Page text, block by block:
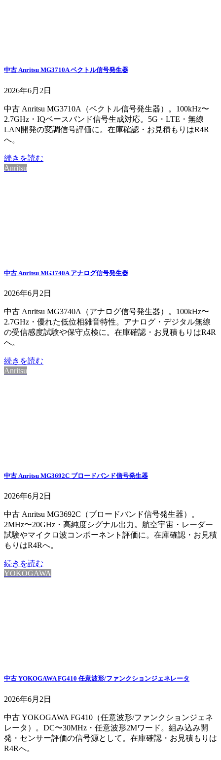
中古 Anritsu MG3710A ベクトル信号発生器
2026年6月2日
中古 Anritsu MG3710A（ベクトル信号発生器）。100kHz〜
2.7GHz・IQベースバンド信号生成対応。5G・LTE・無線
LAN開発の変調信号評価に。在庫確認・お見積もりはR4R
へ。
続きを読む
Anritsu
中古 Anritsu MG3740A アナログ信号発生器
2026年6月2日
中古 Anritsu MG3740A（アナログ信号発生器）。100kHz〜
2.7GHz・優れた低位相雑音特性。アナログ・デジタル無線
の受信感度試験や保守点検に。在庫確認・お見積もりはR4R
へ。
続きを読む
Anritsu
中古 Anritsu MG3692C ブロードバンド信号発生器
2026年6月2日
中古 Anritsu MG3692C（ブロードバンド信号発生器）。
2MHz〜20GHz・高純度シグナル出力。航空宇宙・レーダー
試験やマイクロ波コンポーネント評価に。在庫確認・お見積
もりはR4Rへ。
続きを読む
YOKOGAWA
中古 YOKOGAWA FG410 任意波形/ファンクションジェネレータ
2026年6月2日
中古 YOKOGAWA FG410（任意波形/ファンクションジェネ
レータ）。DC〜30MHz・任意波形2Mワード。組み込み開
発・センサー評価の信号源として。在庫確認・お見積もりは
R4Rへ。